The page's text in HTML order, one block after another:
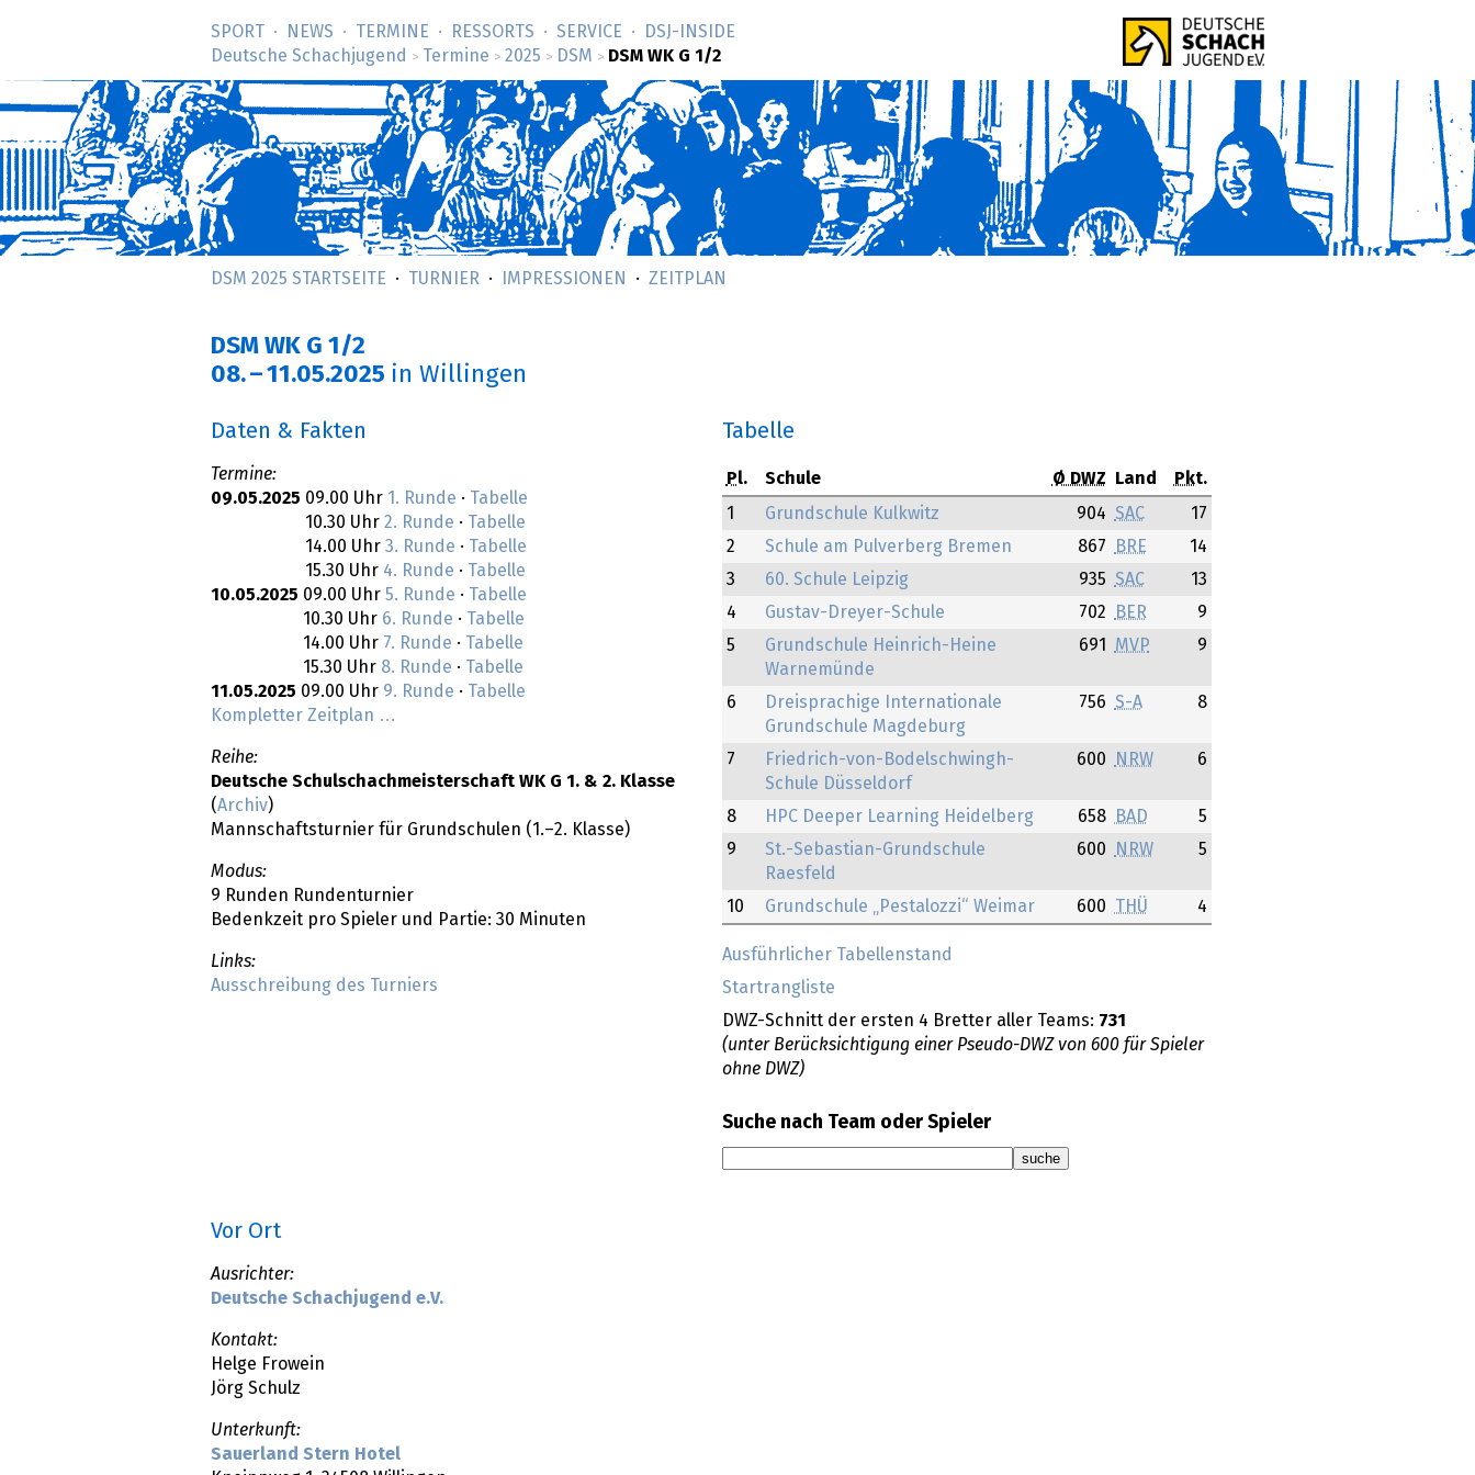
SPORT NEWS TERMINE RESSORTS SERVICE
DSJ-­INSIDE
Deutsche Schachjugend
> Termine > 2025 > DSM > DSM WK G 1/2
DSM 2025 STARTSEITE TURNIER IMPRESSIONEN ZEITPLAN
DSM WK G 1/2
08.–11.05.2025 in Willingen
Daten & Fakten
Termine:
09.05.2025 09.00 Uhr 1. Runde · Tabelle
10.30 Uhr 2. Runde · Tabelle
14.00 Uhr 3. Runde · Tabelle
15.30 Uhr 4. Runde · Tabelle
10.05.2025 09.00 Uhr 5. Runde · Tabelle
10.30 Uhr 6. Runde · Tabelle
14.00 Uhr 7. Runde · Tabelle
15.30 Uhr 8. Runde · Tabelle
11.05.2025 09.00 Uhr 9. Runde · Tabelle
Kompletter Zeitplan …
Reihe:
Deutsche Schulschachmeisterschaft WK G 1. & 2. Klasse
(Archiv)
Mannschaftsturnier für Grundschulen (1.–2. Klasse)
Modus:
9 Runden Rundenturnier
Bedenkzeit pro Spieler und Partie: 30 Minuten
Links:
Ausschreibung des Turniers
Tabelle
Pl. Schule Ø DWZ Land
Pkt.
1
Grundschule Kulkwitz 904 SAC
17
2
Schule am Pulverberg Bremen 867 BRE
14
3
60. Schule Leipzig 935 SAC
13
4
Gustav-Dreyer-Schule 702 BER
9
5
Grundschule Heinrich-Heine
Warnemünde
691 MVP 9
6
Dreisprachige Internationale
Grundschule Magdeburg
756 S-A 8
7
Friedrich-von-Bodelschwingh-
Schule Düsseldorf
600 NRW 6
8 HPC Deeper Learning Heidelberg 658 BAD
5
9
St.-Sebastian-Grundschule
Raesfeld
600 NRW 5
10 Grundschule „Pestalozzi“ Weimar 600 THÜ 4
Ausführlicher Tabellenstand
Startrangliste
DWZ-Schnitt der ersten 4 Bretter aller Teams: 731
(unter Berücksichtigung einer Pseudo-DWZ von 600 für Spieler
ohne DWZ)
Suche nach Team oder Spieler
Vor Ort
Ausrichter:
Deutsche Schachjugend e.V.
Kontakt:
Helge Frowein
Jörg Schulz
Unterkunft:
Sauerland Stern Hotel